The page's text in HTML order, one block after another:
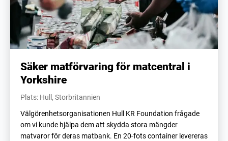
Säker matförvaring för matcentral i
Yorkshire
Plats: Hull, Storbritannien
Välgörenhetsorganisationen Hull KR Foundation frågade
om vi kunde hjälpa dem att skydda stora mängder
matvaror för deras matbank. En 20-fots container levereras